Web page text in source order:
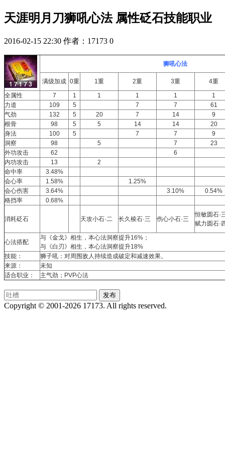
天涯明月刀狮吼心法 属性砭石技能职业
2016-02-15 22:30 作者：17173 0
狮吼心法
满级加成 0重 1重 2重 3重
4重
全属性
7 1 1 1 1
1
力道
109 5 7 7
61
气劲
132 5 20 7 14
9
根骨
98 5 5 14 14
20
身法
100 5 7 7
9
洞察
98 5 7
23
外功攻击
62
6
内功攻击
13
2
命中率
3.48%
会心率
1.58%
1.25%
会心伤害
3.64% 3.10%
0.54%
格挡率
0.68%
消耗砭石 天攻小石·二 长久棱石·三 伤心小石·三
恒敏圆石·
赋力圆石·
心法搭配
与《金戈》相生，本心法洞察提升16%；
与《白刃》相生，本心法洞察提升18%
技能：
狮子吼：对周围敌人持续造成破定和减速效果。
来源：
未知
适合职业：
主气劲；PVP心法
Copyright © 2001-2026 17173. All rights reserved.